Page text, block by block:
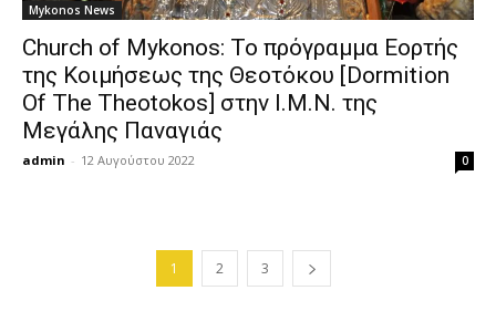
Mykonos News
Church of Mykonos: Το πρόγραμμα Εορτής
της Κοιμήσεως της Θεοτόκου [Dormition
Of The Theotokos] στην Ι.Μ.Ν. της
Μεγάλης Παναγιάς
admin - 12 Αυγούστου 2022 0
1 2 3